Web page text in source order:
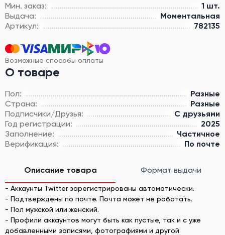
Мин. заказ:
1 шт.
Выдача:
Моментальная
Артикул:
782135
Возможные способы оплаты
О товаре
Пол:
Разные
Страна:
Разные
Подписчики/Друзья:
С друзьями
Год регистрации:
2025
Заполнение:
Частичное
Верификация:
По почте
Описание товара Формат выдачи
- Аккаунты Twitter зарегистрированы автоматически.
- Подтверждены по почте. Почта может не работать.
- Пол мужской или женский.
- Профили аккаунтов могут быть как пустые, так и с уже
добавленными записями, фотографиями и другой